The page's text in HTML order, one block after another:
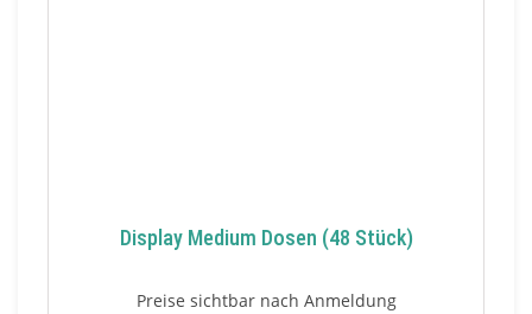
Display Medium Dosen (48 Stück)
Preise sichtbar nach Anmeldung